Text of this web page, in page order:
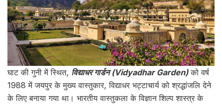
घाट की गुनी में स्थित, विद्याधर गार्डन (Vidyadhar Garden)को वर्ष
1988 में जयपुर के मुख्य वास्तुकार, विद्याधर भट्टाचार्य को श्रद्धांजलि देने
के लिए बनाया गया था। भारतीय वास्तुकला के विज्ञान शिल्प शास्त्र के